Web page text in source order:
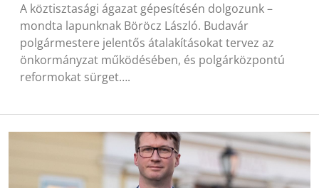
A köztisztasági ágazat gépesítésén dolgozunk –
mondta lapunknak Böröcz László. Budavár
polgármestere jelentős átalakításokat tervez az
önkormányzat működésében, és polgárközpontú
reformokat sürget….